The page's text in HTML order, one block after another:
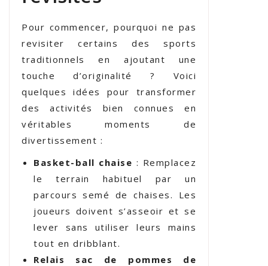
Pour commencer, pourquoi ne pas
revisiter certains des sports
traditionnels en ajoutant une
touche d’originalité ? Voici
quelques idées pour transformer
des activités bien connues en
véritables moments de
divertissement :
Basket-ball chaise : Remplacez
le terrain habituel par un
parcours semé de chaises. Les
joueurs doivent s’asseoir et se
lever sans utiliser leurs mains
tout en dribblant.
Relais sac de pommes de